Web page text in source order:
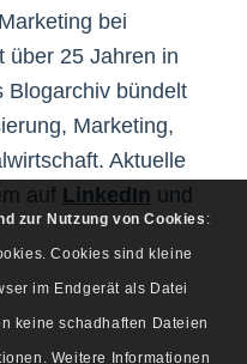
bei
über 25 Jahren in
Blogarchiv bündelt
Marketing,
Aktuelle
auf LinkedIn und
zur Nutzung von Cookies :
Cookies sind kleine
im Endgerät als Datei
keine schadhaften Dateien
Weitere Informationen